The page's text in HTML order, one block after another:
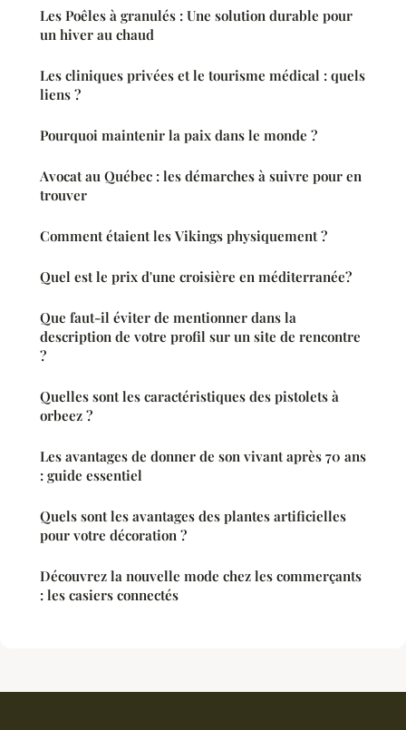
Les Poêles à granulés : Une solution durable pour
un hiver au chaud
Les cliniques privées et le tourisme médical : quels
liens ?
Pourquoi maintenir la paix dans le monde ?
Avocat au Québec : les démarches à suivre pour en
trouver
Comment étaient les Vikings physiquement ?
Quel est le prix d'une croisière en méditerranée?
Que faut-il éviter de mentionner dans la
description de votre profil sur un site de rencontre
?
Quelles sont les caractéristiques des pistolets à
orbeez ?
Les avantages de donner de son vivant après 70 ans
: guide essentiel
Quels sont les avantages des plantes artificielles
pour votre décoration ?
Découvrez la nouvelle mode chez les commerçants
: les casiers connectés